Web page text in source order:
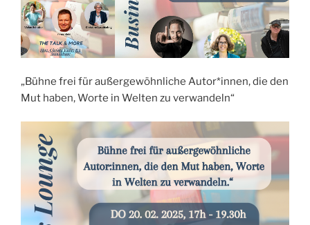
„Bühne frei für außergewöhnliche Autor*innen, die den
Mut haben, Worte in Welten zu verwandeln“